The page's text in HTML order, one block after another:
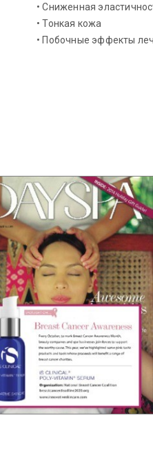
• Сниженная
• Тонкая кожа
• Побочные эффекты